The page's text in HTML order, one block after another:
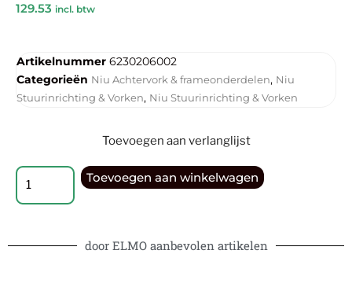
129.53 incl. btw
Artikelnummer 6230206002
Categorieën Niu Achtervork & frameonderdelen, Niu
Stuurinrichting & Vorken, Niu Stuurinrichting & Vorken
Toevoegen aan verlanglijst
Toevoegen aan winkelwagen
door ELMO aanbevolen artikelen